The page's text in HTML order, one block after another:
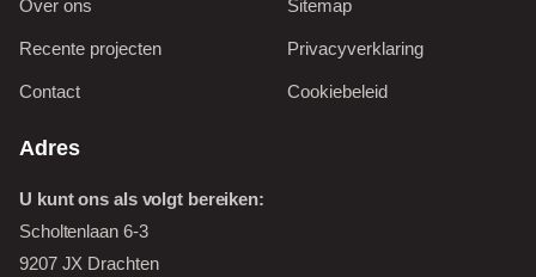
Over ons
Recente projecten
Contact
Sitemap
Privacyverklaring
Cookiebeleid
Adres
U kunt ons als volgt bereiken:
Scholtenlaan 6-3
9207 JX Drachten